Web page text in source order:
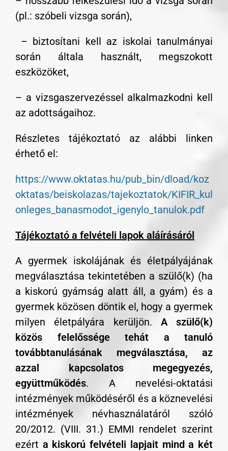
(pl.: szóbeli vizsga során),
– biztosítani kell az iskolai tanulmányai
során általa használt, megszokott
eszközöket,
– a vizsgaszervezéssel alkalmazkodni kell
az adottságaihoz.
Részletes tájékoztató az alábbi linken
érhető el:
https://www.oktatas.hu/pub_bin/dload/koz
oktatas/beiskolazas/tajekoztatok/KIFIR_kul
onleges_banasmodot_igenylo_tanulok.pdf
Tájékoztató a felvételi lapok aláírásáról
A gyermek iskolájának és életpályájának
megválasztása tekintetében a szülő(k) (ha
a kiskorú gyámság alatt áll, a gyám) és a
gyermek közösen döntik el, hogy a gyermek
milyen életpályára kerüljön. A szülő(k)
közös felelőssége tehát a tanuló
továbbtanulásának megválasztása, az
azzal kapcsolatos megegyezés,
együttműködés. A nevelési-oktatási
intézmények működéséről és a köznevelési
intézmények névhasználatáról szóló
20/2012. (VIII. 31.) EMMI rendelet szerint
ezért a kiskorú felvételi lapjait mind a két